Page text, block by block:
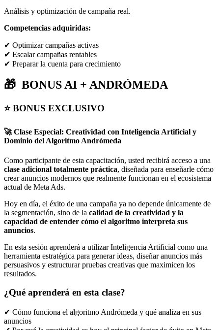
Análisis y optimización de campaña real.
Competencias adquiridas:
✔ Optimizar campañas activas
✔ Escalar campañas rentables
✔ Preparar la cuenta para crecimiento
🎁 BONUS AI + ANDRÓMEDA
⭐ BONUS EXCLUSIVO
🚀 Clase Especial: Creatividad con Inteligencia Artificial y
Dominio del Algoritmo Andrómeda
Como participante de esta capacitación, usted recibirá acceso a una
clase adicional totalmente práctica, diseñada para enseñarle cómo
crear anuncios modernos que realmente funcionan en el ecosistema
actual de Meta Ads.
Hoy en día, el éxito de una campaña ya no depende únicamente de
la segmentación, sino de la calidad de la creatividad y la
capacidad de entender cómo el algoritmo interpreta sus
anuncios.
En esta sesión aprenderá a utilizar Inteligencia Artificial como una
herramienta estratégica para generar ideas, diseñar anuncios más
persuasivos y estructurar pruebas creativas que maximicen los
resultados.
¿Qué aprenderá en esta clase?
✔ Cómo funciona el algoritmo Andrómeda y qué analiza en sus
anuncios